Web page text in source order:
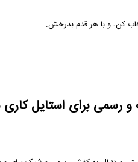
کن، و با هر قدم بدرخش.
رسمی برای استایل